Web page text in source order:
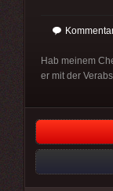
Hab meinem
er mit der